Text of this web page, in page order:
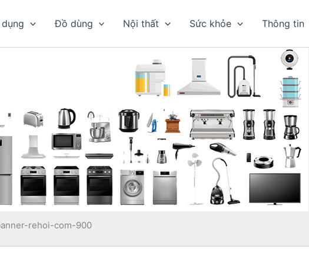
Đồ dùng Nội thất Sức khỏe Thông tin
rehoi-com-900